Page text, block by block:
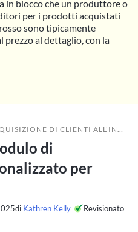
in blocco che un produttore o
per i prodotti acquistati
sono tipicamente
al dettaglio, con la
DI CLIENTI ALL'INGROSSO
di
per
di Kathren Kelly
Revisionato